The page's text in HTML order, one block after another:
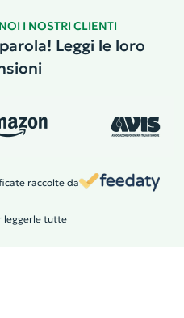
I NOSTRI CLIENTI
Leggi le loro
raccolte da
leggerle tutte